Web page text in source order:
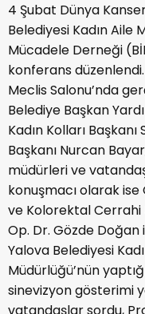
4 Şubat Dünya
Belediyesi Kadın Aile
Mücadele Derneği
konferans
Meclis Salonu’nda
Belediye Başkan
Kadın Kolları
Başkanı Nurcan
müdürleri ve
konuşmacı olarak
ve Kolorektal Cerrahi
Op. Dr. Gözde
Yalova Belediyesi
Müdürlüğü’nün
sinevizyon gösterimi